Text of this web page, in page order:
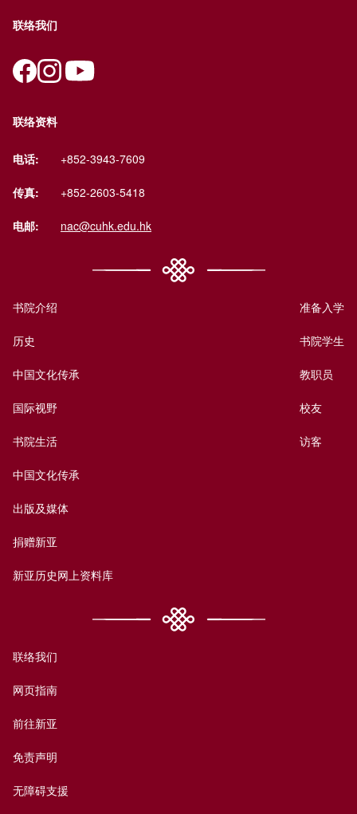
联络我们
联络资料
电话: +852-3943-7609
传真: +852-2603-5418
电邮: nac@cuhk.edu.hk
书院介绍
历史
中国文化传承
国际视野
书院生活
中国文化传承
出版及媒体
捐赠新亚
新亚历史网上资料库
准备入学
书院学生
教职员
校友
访客
联络我们
网页指南
前往新亚
免责声明
无障碍支援